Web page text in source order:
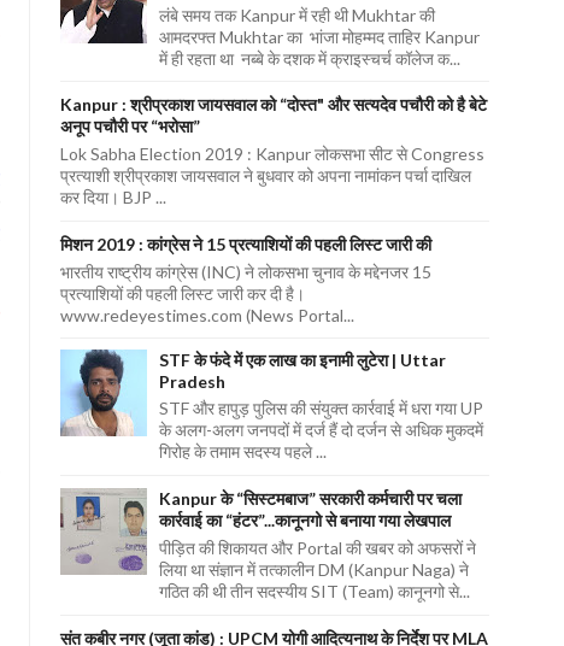
लंबे समय तक Kanpur में रही थी Mukhtar की
आमदरफ्त Mukhtar का भांजा मोहम्मद ताहिर Kanpur
में ही रहता था नब्बे के दशक में क्राइस्चर्च कॉलेज क...
Kanpur : श्रीप्रकाश जायसवाल को “दोस्त" और सत्यदेव पचौरी को है बेटे
अनूप पचौरी पर “भरोसा”
Lok Sabha Election 2019 : Kanpur लोकसभा सीट से Congress
प्रत्याशी श्रीप्रकाश जायसवाल ने बुधवार को अपना नामांकन पर्चा दाखिल
कर दिया। BJP ...
मिशन 2019 : कांग्रेस ने 15 प्रत्याशियों की पहली लिस्ट जारी की
भारतीय राष्ट्रीय कांग्रेस (INC) ने लोकसभा चुनाव के मद्देनजर 15
प्रत्याशियों की पहली लिस्ट जारी कर दी है।
www.redeyestimes.com (News Portal...
STF के फंदे में एक लाख का इनामी लुटेरा | Uttar
Pradesh
STF और हापुड़ पुलिस की संयुक्त कार्रवाई में धरा गया UP
के अलग-अलग जनपदों में दर्ज हैं दो दर्जन से अधिक मुकदमें
गिरोह के तमाम सदस्य पहले ...
Kanpur के “सिस्टमबाज” सरकारी कर्मचारी पर चला
कार्रवाई का “हंटर”...कानूनगो से बनाया गया लेखपाल
पीड़ित की शिकायत और Portal की खबर को अफसरों ने
लिया था संज्ञान में तत्कालीन DM (Kanpur Naga) ने
गठित की थी तीन सदस्यीय SIT (Team) कानूनगो से...
संत कबीर नगर (जूता कांड) : UPCM योगी आदित्यनाथ के निर्देश पर MLA